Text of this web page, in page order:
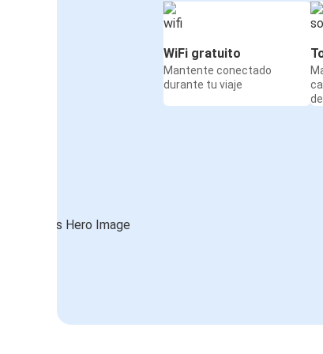
WiFi gratuito
Mantente conectado
durante tu viaje